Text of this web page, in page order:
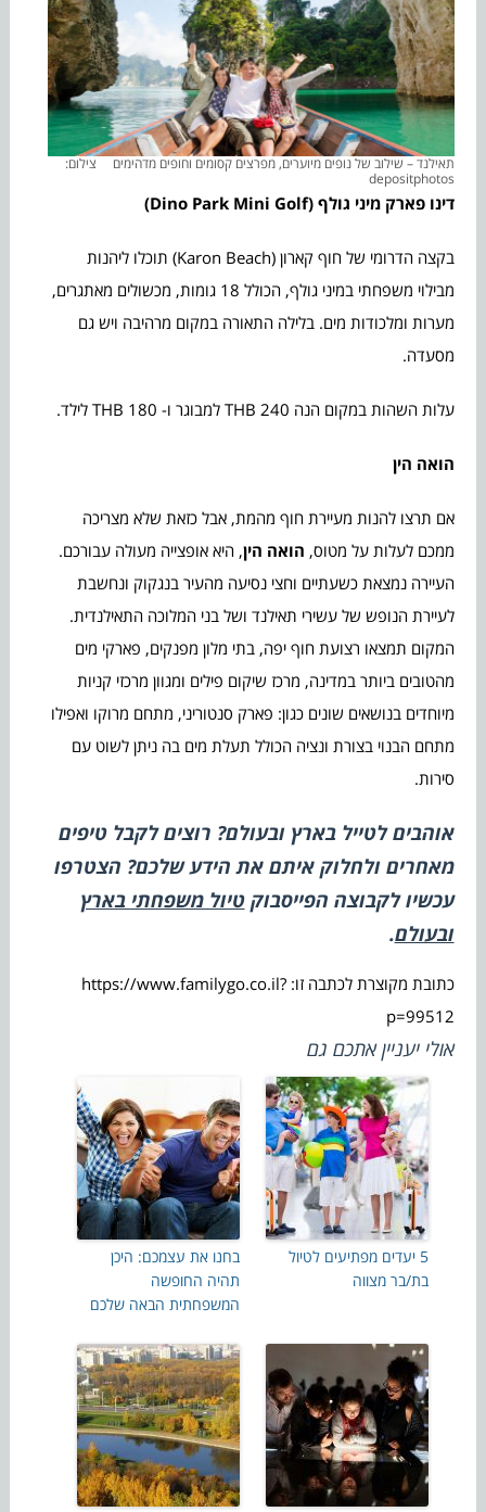
תאילנד – שילוב של נופים מיוערים, מפרצים קסומים וחופים מדהימים צילום:
depositphotos
דינו פארק מיני גולף (Dino Park Mini Golf
)
בקצה הדרומי של חוף קארון (Karon Beach) תוכלו ליהנות
מבילוי משפחתי במיני גולף, הכולל 18 גומות, מכשולים מאתגרים,
מערות ומלכודות מים. בלילה התאורה במקום מרהיבה ויש גם
מסעדה.
עלות השהות במקום הנה 240 THB למבוגר ו- 180 THB לילד.
הואה הין
אם תרצו להנות מעיירת חוף מהמת, אבל כזאת שלא מצריכה
ממכם לעלות על מטוס, הואה הין, היא אופצייה מעולה עבורכם.
העיירה נמצאת כשעתיים וחצי נסיעה מהעיר בנגקוק ונחשבת
לעיירת הנופש של עשירי תאילנד ושל בני המלוכה התאילנדית.
המקום תמצאו רצועת חוף יפה, בתי מלון מפנקים, פארקי מים
מהטובים ביותר במדינה, מרכז שיקום פילים ומגוון מרכזי קניות
מיוחדים בנושאים שונים כגון: פארק סנטוריני, מתחם מרוקו ואפילו
מתחם הבנוי בצורת ונציה הכולל תעלת מים בה ניתן לשוט עם
סירות.
אוהבים לטייל בארץ ובעולם? רוצים לקבל טיפים
מאחרים ולחלוק איתם את הידע שלכם? הצטרפו
עכשיו לקבוצה הפייסבוקטיול משפחתי בארץ
ובעולם.
כתובת מקוצרת לכתבה זו: https://www.familygo.co.il?
p=99512
אולי יעניין אתכם גם
5 יעדים מפתיעים לטיול
בת/בר מצווה
בחנו את עצמכם: היכן
תהיה החופשה
המשפחתית הבאה שלכם